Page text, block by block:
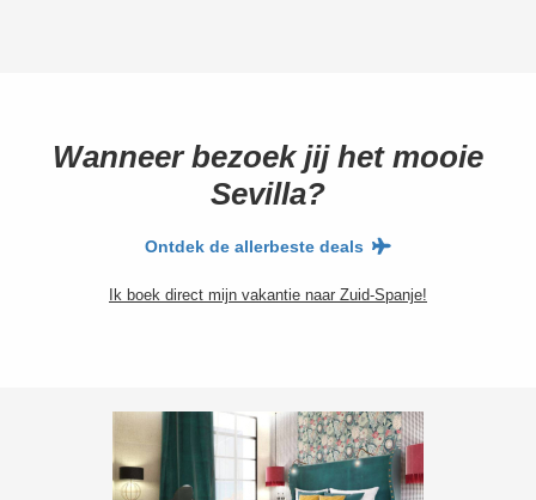
Wanneer bezoek jij het mooie
Sevilla?
Ontdek de allerbeste deals
Ik boek direct mijn vakantie naar Zuid-Spanje!